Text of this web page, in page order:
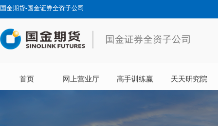
国金期货-国金证券全资子公司
首页 网上营业厅 高手训练赢 天天研究院